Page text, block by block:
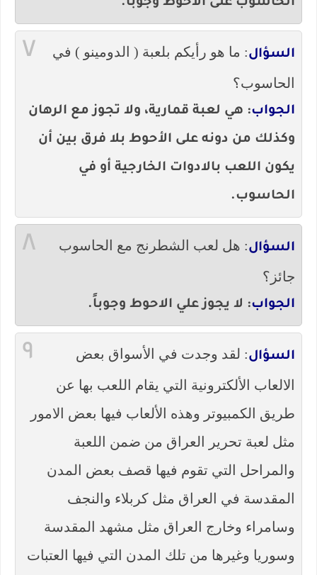
الحاسوب على الاحوط وجوباً.
٧ السؤال: ما هو رأيكم بلعبة ( الدومينو ) في
الحاسوب؟
الجواب: هي لعبة قمارية، ولا تجوز مع الرهان
وكذلك من دونه على الأحوط بلا فرق بين أن
يكون اللعب بالادوات الخارجية أو في
الحاسوب.
٨ السؤال: هل لعب الشطرنج مع الحاسوب
جائز؟
الجواب: لا يجوز علي الاحوط وجوباً.
٩ السؤال: لقد وجدت في الأسواق بعض
الالعاب الألكترونية التي يقام اللعب بها عن
طريق الكمبيوتر وهذه الألعاب فيها بعض الامور
مثل لعبة تحرير العراق من ضمن اللعبة
والمراحل التي تقوم فيها قصف بعض المدن
المقدسة في العراق مثل كربلاء والنجف
وسامراء وخارج العراق مثل مشهد المقدسة
وسوريا وغيرها من تلك المدن التي فيها العتبات